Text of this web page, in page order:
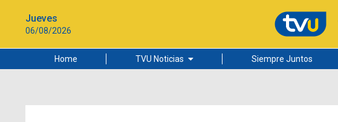
Jueves
06/08/2026
Home TVU Noticias
Ciudad
Siempre Juntos